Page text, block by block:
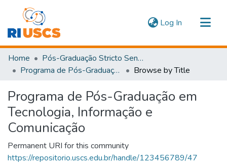
Log In (current)
Communities & Collections
Navigate
Home
Pós-Graduação Stricto Sensu
Programa de Pós-Graduação em Tecnologia, Informação e Comunicação
Browse by Title
Programa de Pós-Graduação em
Tecnologia, Informação e
Comunicação
Permanent URI for this community
https://repositorio.uscs.edu.br/handle/123456789/47